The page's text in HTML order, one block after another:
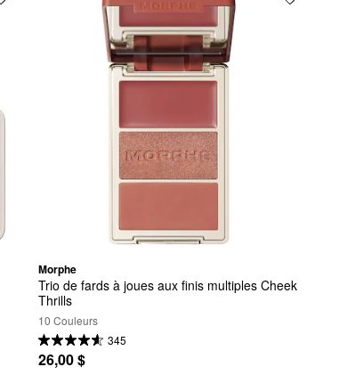
Morphe
Trio de fards à joues aux finis multiples Cheek
Thrills
10 Couleurs
345
26,00 $